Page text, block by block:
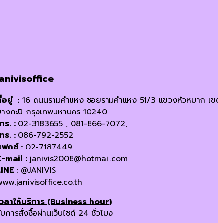
อยู่ : 16 ถนนรามคำแหง ซอยรามคำแหง 51/3 แขวงหัวหมาก เ
งกะปิ กรุงเทพมหานคร 10240
ร. : 02-3183655 , 081-866-7072,
ร. : 086-792-2552
กซ์ : 02-7187449
mail : janivis2008@hotmail.com
: @JANIVIS
ลาให้บริการ (Business hour)
การสั่งซื้อผ่านเว็บไซต์ 24 ชั่วโมง